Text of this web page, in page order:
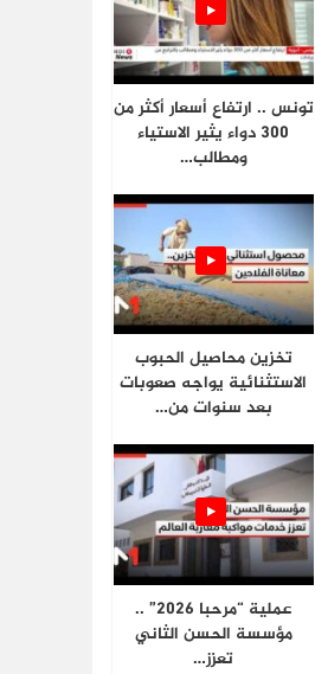
تونس .. ارتفاع أسعار أكثر من
300 دواء يثير الاستياء
ومطالب…
تخزين محاصيل الحبوب
الاستثنائية يواجه صعوبات
بعد سنوات من…
عملية “مرحبا 2026” ..
مؤسسة الحسن الثاني
تعزز…